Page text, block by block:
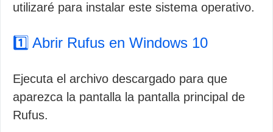
utilizaré para instalar este sistema operativo.
1️⃣ Abrir Rufus en Windows 10
Ejecuta el archivo descargado para que
aparezca la pantalla la pantalla principal de
Rufus.